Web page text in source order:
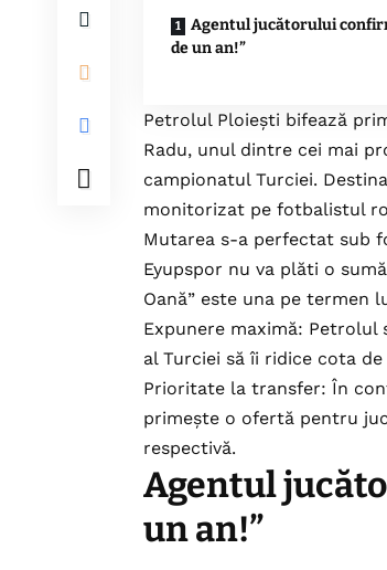
Agentul jucătorului
de un an!”
Petrolul Ploiești bifează
Radu, unul dintre cei mai
campionatul Turciei.
monitorizat pe fotbalistul
Mutarea s-a perfectat sub
Eyupspor nu va plăti o
Oană” este una pe termen
Expunere maximă: Petrolul
al Turciei să îi ridice cota
Prioritate la transfer: În
primește o ofertă pentru
respectivă.
Agentul
un an!”